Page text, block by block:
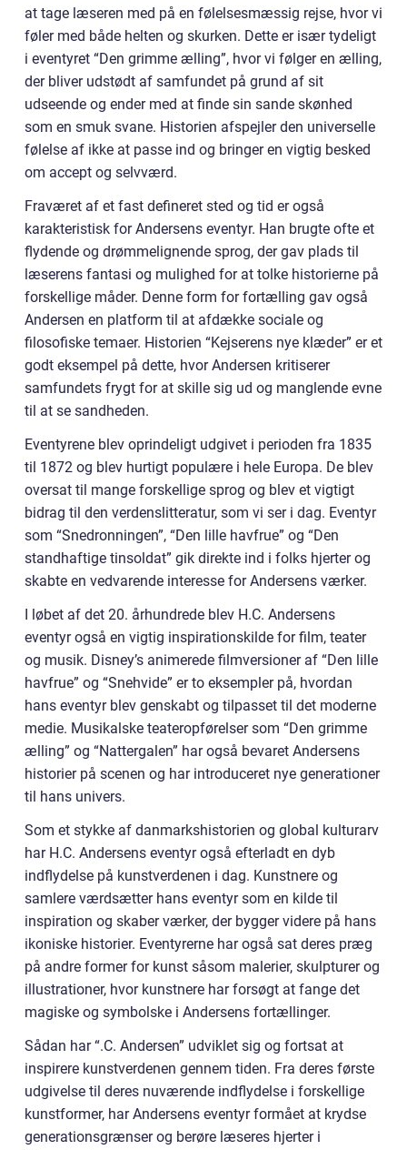
at tage læseren med på en følelsesmæssig rejse, hvor vi
føler med både helten og skurken. Dette er især tydeligt
i eventyret “Den grimme ælling”, hvor vi følger en ælling,
der bliver udstødt af samfundet på grund af sit
udseende og ender med at finde sin sande skønhed
som en smuk svane. Historien afspejler den universelle
følelse af ikke at passe ind og bringer en vigtig besked
om accept og selvværd.
Fraværet af et fast defineret sted og tid er også
karakteristisk for Andersens eventyr. Han brugte ofte et
flydende og drømmelignende sprog, der gav plads til
læserens fantasi og mulighed for at tolke historierne på
forskellige måder. Denne form for fortælling gav også
Andersen en platform til at afdække sociale og
filosofiske temaer. Historien “Kejserens nye klæder” er et
godt eksempel på dette, hvor Andersen kritiserer
samfundets frygt for at skille sig ud og manglende evne
til at se sandheden.
Eventyrene blev oprindeligt udgivet i perioden fra 1835
til 1872 og blev hurtigt populære i hele Europa. De blev
oversat til mange forskellige sprog og blev et vigtigt
bidrag til den verdenslitteratur, som vi ser i dag. Eventyr
som “Snedronningen”, “Den lille havfrue” og “Den
standhaftige tinsoldat” gik direkte ind i folks hjerter og
skabte en vedvarende interesse for Andersens værker.
I løbet af det 20. århundrede blev H.C. Andersens
eventyr også en vigtig inspirationskilde for film, teater
og musik. Disney’s animerede filmversioner af “Den lille
havfrue” og “Snehvide” er to eksempler på, hvordan
hans eventyr blev genskabt og tilpasset til det moderne
medie. Musikalske teateropførelser som “Den grimme
ælling” og “Nattergalen” har også bevaret Andersens
historier på scenen og har introduceret nye generationer
til hans univers.
Som et stykke af danmarkshistorien og global kulturarv
har H.C. Andersens eventyr også efterladt en dyb
indflydelse på kunstverdenen i dag. Kunstnere og
samlere værdsætter hans eventyr som en kilde til
inspiration og skaber værker, der bygger videre på hans
ikoniske historier. Eventyrerne har også sat deres præg
på andre former for kunst såsom malerier, skulpturer og
illustrationer, hvor kunstnere har forsøgt at fange det
magiske og symbolske i Andersens fortællinger.
Sådan har “.C. Andersen” udviklet sig og fortsat at
inspirere kunstverdenen gennem tiden. Fra deres første
udgivelse til deres nuværende indflydelse i forskellige
kunstformer, har Andersens eventyr formået at krydse
generationsgrænser og berøre læseres hjerter i